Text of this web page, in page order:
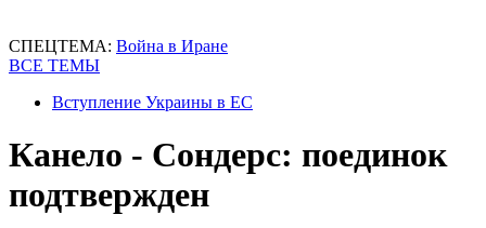
СПЕЦТЕМА: Война в Иране
ВСЕ ТЕМЫ
Вступление Украины в ЕС
Канело - Сондерс: поединок
подтвержден